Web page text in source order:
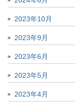
2023年10月
2023年9月
2023年6月
2023年5月
2023年4月